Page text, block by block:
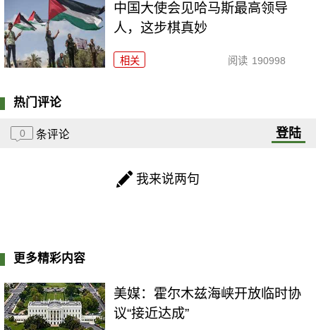
中国大使会见哈马斯最高领导
人，这步棋真妙
相关 阅读 190998
热门评论
0 条评论 登陆
我来说两句
更多精彩内容
美媒：霍尔木兹海峡开放临时协
议“接近达成”